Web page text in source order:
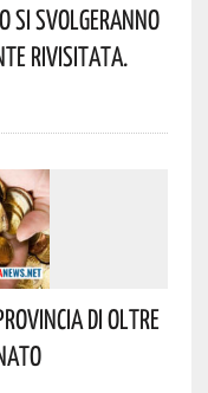
Si Svolgeranno
Rivisitata.
Di Oltre